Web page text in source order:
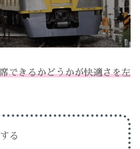
できるかどうかが快適さを左
る